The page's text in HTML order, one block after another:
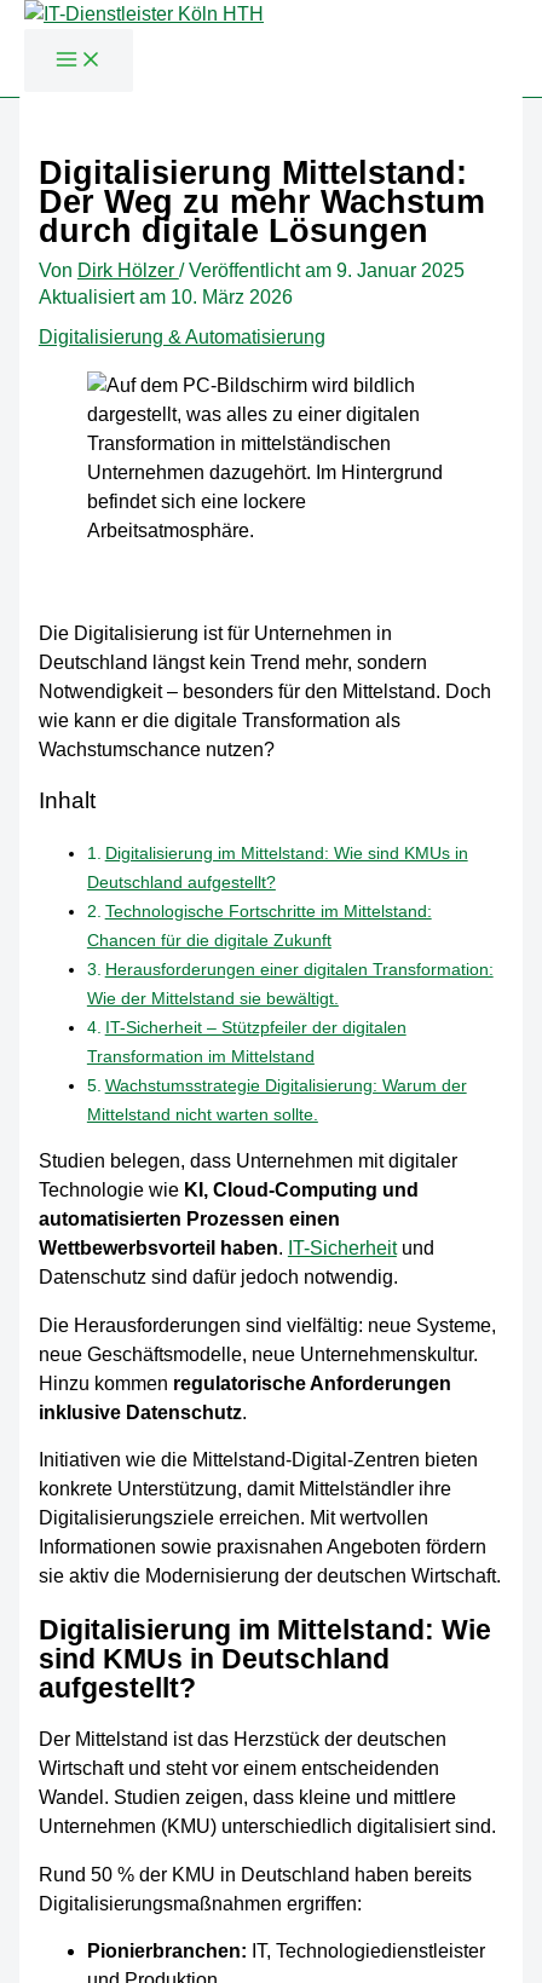
springen
Digitalisierung Mittelstand:
Der Weg zu mehr Wachstum
durch digitale Lösungen
Von Dirk Hölzer /Veröffentlicht am 9. Januar 2025
Aktualisiert am 10. März 2026
Digitalisierung & Automatisierung
Die Digitalisierung ist für Unternehmen in
Deutschland längst kein Trend mehr, sondern
Notwendigkeit – besonders für den Mittelstand. Doch
wie kann er die digitale Transformation als
Wachstumschance nutzen?
Inhalt
Digitalisierung im Mittelstand: Wie sind KMUs in
Deutschland aufgestellt?
Technologische Fortschritte im Mittelstand:
Chancen für die digitale Zukunft
Herausforderungen einer digitalen Transformation:
Wie der Mittelstand sie bewältigt.
IT-Sicherheit – Stützpfeiler der digitalen
Transformation im Mittelstand
Wachstumsstrategie Digitalisierung: Warum der
Mittelstand nicht warten sollte.
Studien belegen, dass Unternehmen mit digitaler
Technologie wie KI, Cloud-Computing und
automatisierten Prozessen einen
Wettbewerbsvorteil haben. IT-Sicherheitund
Datenschutz sind dafür jedoch notwendig.
Die Herausforderungen sind vielfältig: neue Systeme,
neue Geschäftsmodelle, neue Unternehmenskultur.
Hinzu kommen regulatorische Anforderungen
inklusive Datenschutz.
Initiativen wie die Mittelstand-Digital-Zentren bieten
konkrete Unterstützung, damit Mittelständler ihre
Digitalisierungsziele erreichen. Mit wertvollen
Informationen sowie praxisnahen Angeboten fördern
sie aktiv die Modernisierung der deutschen Wirtschaft.
Digitalisierung im Mittelstand: Wie
sind KMUs in Deutschland
aufgestellt?
Der Mittelstand ist das Herzstück der deutschen
Wirtschaft und steht vor einem entscheidenden
Wandel. Studien zeigen, dass kleine und mittlere
Unternehmen (KMU) unterschiedlich digitalisiert sind.
Rund 50 % der KMU in Deutschland haben bereits
Digitalisierungsmaßnahmen ergriffen:
Pionierbranchen: IT, Technologiedienstleister